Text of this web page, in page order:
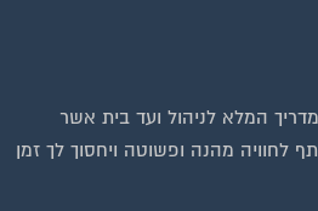
המלא לניהול ועד בית אשר
לחוויה מהנה ופשוטה ויחסוך לך זמן